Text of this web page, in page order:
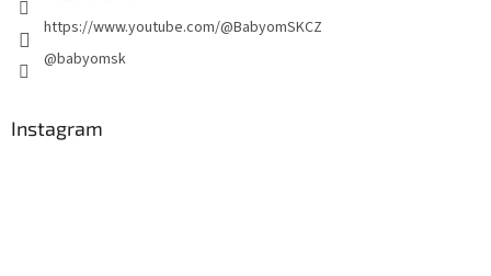
https://www.youtube.com/@BabyomSKCZ
@babyomsk
Instagram